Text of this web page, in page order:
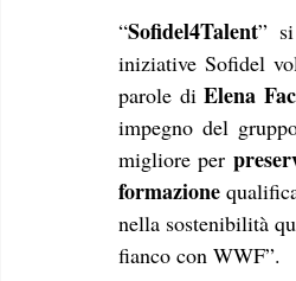
“Sofidel4Talent”
iniziative Sofidel
parole di Elena
impegno del
migliore per
formazione
nella sostenibilità
fianco con WWF”.